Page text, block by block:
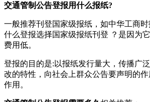
交通管制公告登报用什么报纸?
一般推荐刊登国家级报纸，如中华工商
什么登报选择国家级报纸刊登 ？是因为
费用低。
登报的目的是:以报纸发行量大，传播广
改的特性，向社会上群众公告要声明的
作用。